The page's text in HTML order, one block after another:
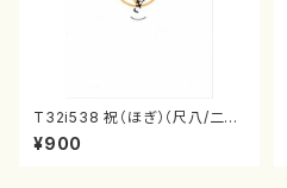
T32i538 祝（ほぎ）（尺八/二代
池田静山/楽譜）都山流公刊楽譜
曲番:2247
¥900